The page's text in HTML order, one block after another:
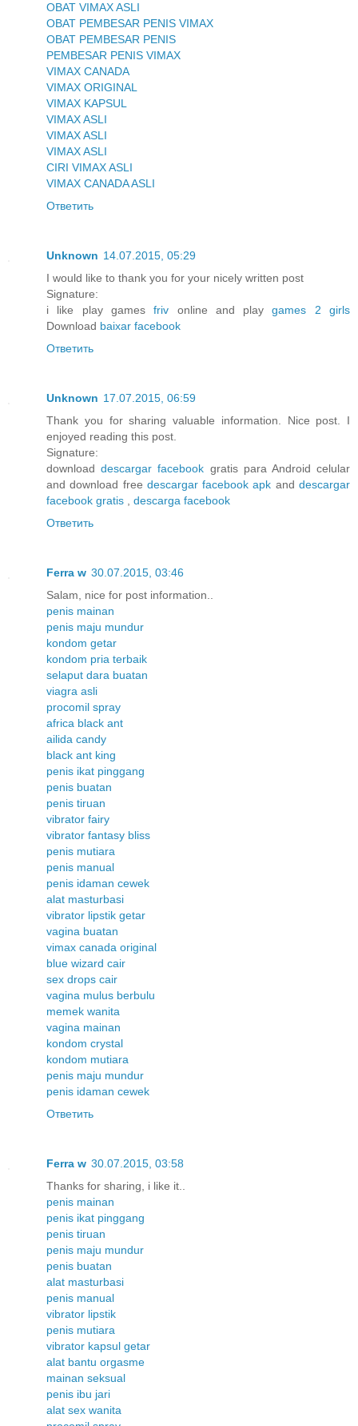
OBAT VIMAX ASLI
OBAT PEMBESAR PENIS VIMAX
OBAT PEMBESAR PENIS
PEMBESAR PENIS VIMAX
VIMAX CANADA
VIMAX ORIGINAL
VIMAX KAPSUL
VIMAX ASLI
VIMAX ASLI
VIMAX ASLI
CIRI VIMAX ASLI
VIMAX CANADA ASLI
Ответить
Unknown 14.07.2015, 05:29
I would like to thank you for your nicely written post
Signature:
i like play gamesfriv online and playgames 2 girls
Download baixar facebook
Ответить
Unknown 17.07.2015, 06:59
Thank you for sharing valuable information. Nice post. I
enjoyed reading this post.
Signature:
downloaddescargar facebook gratis para Android celular
and download free descargar facebook apk anddescargar
facebook gratis
descarga facebook
Ответить
Ferra w 30.07.2015, 03:46
Salam, nice for post information..
penis mainan
penis maju mundur
kondom getar
kondom pria terbaik
selaput dara buatan
viagra asli
procomil spray
africa black ant
ailida candy
black ant king
penis ikat pinggang
penis buatan
penis tiruan
vibrator fairy
vibrator fantasy bliss
penis mutiara
penis manual
penis idaman cewek
alat masturbasi
vibrator lipstik getar
vagina buatan
vimax canada original
blue wizard cair
sex drops cair
vagina mulus berbulu
memek wanita
vagina mainan
kondom crystal
kondom mutiara
penis maju mundur
penis idaman cewek
Ответить
Ferra w 30.07.2015, 03:58
Thanks for sharing, i like it..
penis mainan
penis ikat pinggang
penis tiruan
penis maju mundur
penis buatan
alat masturbasi
penis manual
vibrator lipstik
penis mutiara
vibrator kapsul getar
alat bantu orgasme
mainan seksual
penis ibu jari
alat sex wanita